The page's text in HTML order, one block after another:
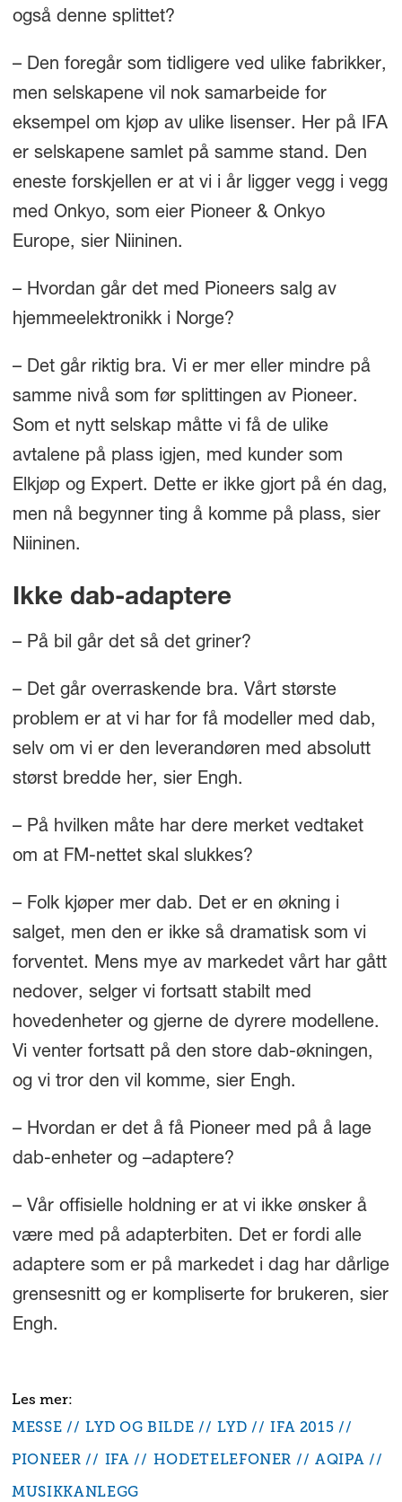
også denne splittet?
– Den foregår som tidligere ved ulike fabrikker,
men selskapene vil nok samarbeide for
eksempel om kjøp av ulike lisenser. Her på IFA
er selskapene samlet på samme stand. Den
eneste forskjellen er at vi i år ligger vegg i vegg
med Onkyo, som eier Pioneer & Onkyo
Europe, sier Niininen.
– Hvordan går det med Pioneers salg av
hjemmeelektronikk i Norge?
– Det går riktig bra. Vi er mer eller mindre på
samme nivå som før splittingen av Pioneer.
Som et nytt selskap måtte vi få de ulike
avtalene på plass igjen, med kunder som
Elkjøp og Expert. Dette er ikke gjort på én dag,
men nå begynner ting å komme på plass, sier
Niininen.
Ikke dab-adaptere
– På bil går det så det griner?
– Det går overraskende bra. Vårt største
problem er at vi har for få modeller med dab,
selv om vi er den leverandøren med absolutt
størst bredde her, sier Engh.
– På hvilken måte har dere merket vedtaket
om at FM-nettet skal slukkes?
– Folk kjøper mer dab. Det er en økning i
salget, men den er ikke så dramatisk som vi
forventet. Mens mye av markedet vårt har gått
nedover, selger vi fortsatt stabilt med
hovedenheter og gjerne de dyrere modellene.
Vi venter fortsatt på den store dab-økningen,
og vi tror den vil komme, sier Engh.
– Hvordan er det å få Pioneer med på å lage
dab-enheter og –adaptere?
– Vår offisielle holdning er at vi ikke ønsker å
være med på adapterbiten. Det er fordi alle
adaptere som er på markedet i dag har dårlige
grensesnitt og er kompliserte for brukeren, sier
Engh.
MESSE LYD OG BILDE LYD
IFA 2015
PIONEER
IFA HODETELEFONER
AQIPA
MUSIKKANLEGG